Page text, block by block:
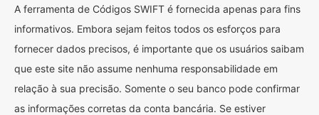
A ferramenta de Códigos SWIFT é fornecida apenas para fins
informativos. Embora sejam feitos todos os esforços para
fornecer dados precisos, é importante que os usuários saibam
que este site não assume nenhuma responsabilidade em
relação à sua precisão. Somente o seu banco pode confirmar
as informações corretas da conta bancária. Se estiver